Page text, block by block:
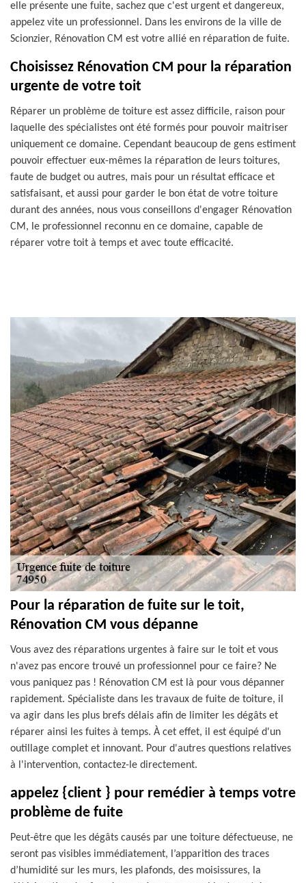
elle présente une fuite, sachez que c'est urgent et dangereux,
appelez vite un professionnel. Dans les environs de la ville de
Scionzier, Rénovation CM est votre allié en réparation de fuite.
Choisissez Rénovation CM pour la réparation
urgente de votre toit
Réparer un problème de toiture est assez difficile, raison pour
laquelle des spécialistes ont été formés pour pouvoir maitriser
uniquement ce domaine. Cependant beaucoup de gens estiment
pouvoir effectuer eux-mêmes la réparation de leurs toitures,
faute de budget ou autres, mais pour un résultat efficace et
satisfaisant, et aussi pour garder le bon état de votre toiture
durant des années, nous vous conseillons d'engager Rénovation
CM, le professionnel reconnu en ce domaine, capable de
réparer votre toit à temps et avec toute efficacité.
Pour la réparation de fuite sur le toit,
Rénovation CM vous dépanne
Vous avez des réparations urgentes à faire sur le toit et vous
n'avez pas encore trouvé un professionnel pour ce faire? Ne
vous paniquez pas ! Rénovation CM est là pour vous dépanner
rapidement. Spécialiste dans les travaux de fuite de toiture, il
va agir dans les plus brefs délais afin de limiter les dégâts et
réparer ainsi les fuites à temps. À cet effet, il est équipé d'un
outillage complet et innovant. Pour d'autres questions relatives
à l'intervention, contactez-le directement.
appelez {client } pour remédier à temps votre
problème de fuite
Peut-être que les dégâts causés par une toiture défectueuse, ne
seront pas visibles immédiatement, l’apparition des traces
d’humidité sur les murs, les plafonds, des moisissures, la